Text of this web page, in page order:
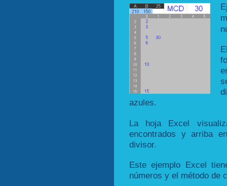
azules.
La hoja Excel
encontrados y arriba
divisor.
Este ejemplo Excel
números y el método de